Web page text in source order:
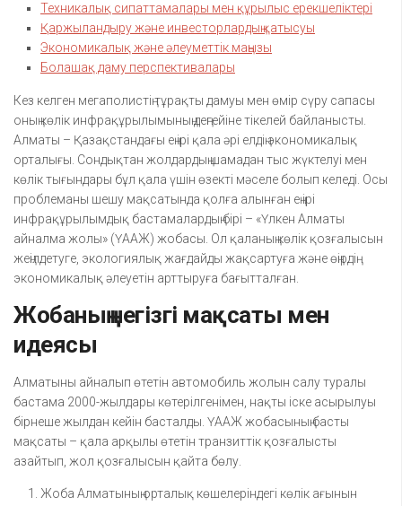
Техникалық сипаттамалары мен құрылыс ерекшеліктері
Қаржыландыру және инвесторлардың қатысуы
Экономикалық және әлеуметтік маңызы
Болашақ даму перспективалары
Кез келген мегаполистің тұрақты дамуы мен өмір сүру сапасы
оның көлік инфрақұрылымының деңгейіне тікелей байланысты.
Алматы – Қазақстандағы ең ірі қала әрі елдің экономикалық
орталығы. Сондықтан жолдардың шамадан тыс жүктелуі мен
көлік тығындары бұл қала үшін өзекті мәселе болып келеді. Осы
проблеманы шешу мақсатында қолға алынған ең ірі
инфрақұрылымдық бастамалардың бірі – «Үлкен Алматы
айналма жолы» (ҮААЖ) жобасы. Ол қаланың көлік қозғалысын
жеңілдетуге, экологиялық жағдайды жақсартуға және өңірдің
экономикалық әлеуетін арттыруға бағытталған.
Жобаның негізгі мақсаты мен
идеясы
Алматыны айналып өтетін автомобиль жолын салу туралы
бастама 2000-жылдары көтерілгенімен, нақты іске асырылуы
бірнеше жылдан кейін басталды. ҮААЖ жобасының басты
мақсаты – қала арқылы өтетін транзиттік қозғалысты
азайтып, жол қозғалысын қайта бөлу.
Жоба Алматының орталық көшелеріндегі көлік ағынын